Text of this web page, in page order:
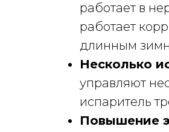
работает в
работает
длинным
Несколько
управляют
испаритель
Повышение